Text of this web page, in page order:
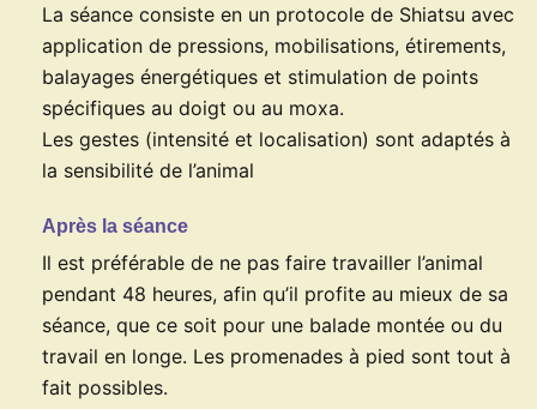
La séance consiste en un protocole de Shiatsu avec
application de pressions, mobilisations, étirements,
balayages énergétiques et stimulation de points
spécifiques au doigt ou au moxa.
Les gestes (intensité et localisation) sont adaptés à
la sensibilité de l’animal
Après la séance
Il est préférable de ne pas faire travailler l’animal
pendant 48 heures, afin qu’il profite au mieux de sa
séance, que ce soit pour une balade montée ou du
travail en longe. Les promenades à pied sont tout à
fait possibles.